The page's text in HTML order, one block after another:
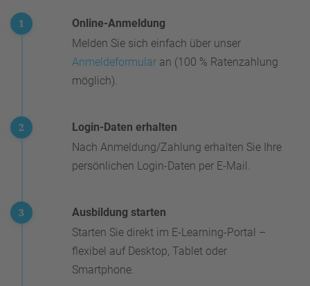
Online-Anmeldung
Melden Sie sich einfach über unser
Anmeldeformular an (100 % Ratenzahlung
möglich).
Login-Daten erhalten
Nach Anmeldung/Zahlung erhalten Sie Ihre
persönlichen Login-Daten per E-Mail.
Ausbildung starten
Starten Sie direkt im E-Learning-Portal –
flexibel auf Desktop, Tablet oder
Smartphone.